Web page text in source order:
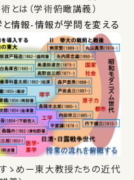
とは（学術俯瞰講義）
大学と情報-情報が学問を変える
ゝめー東大教授たちの近代